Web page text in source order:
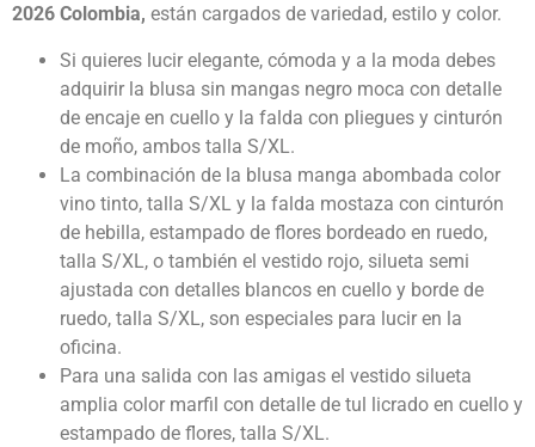
2026 Colombia, están cargados de variedad, estilo y color.
Si quieres lucir elegante, cómoda y a la moda debes
adquirir la blusa sin mangas negro moca con detalle
de encaje en cuello y la falda con pliegues y cinturón
de moño, ambos talla S/XL.
La combinación de la blusa manga abombada color
vino tinto, talla S/XL y la falda mostaza con cinturón
de hebilla, estampado de flores bordeado en ruedo,
talla S/XL, o también el vestido rojo, silueta semi
ajustada con detalles blancos en cuello y borde de
ruedo, talla S/XL, son especiales para lucir en la
oficina.
Para una salida con las amigas el vestido silueta
amplia color marfil con detalle de tul licrado en cuello y
estampado de flores, talla S/XL.